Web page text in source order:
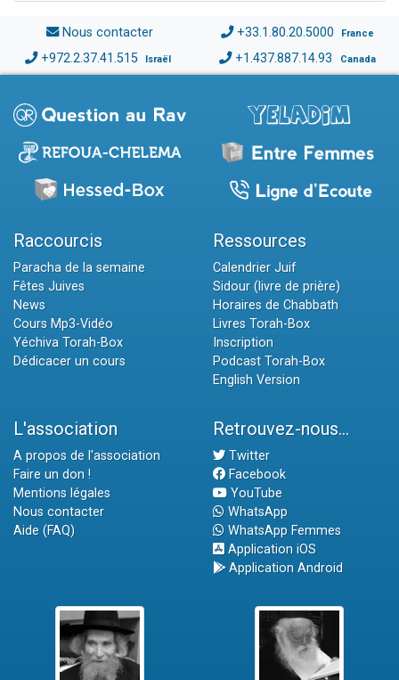
Nous contacter +33.1.80.20.5000 France
+972.2.37.41.515 Israël +1.437.887.14.93 Canada
Raccourcis
Paracha de la semaine
Fêtes Juives
News
Cours Mp3-Vidéo
Yéchiva Torah-Box
Dédicacer un cours
Ressources
Calendrier Juif
Sidour (livre de prière)
Horaires de Chabbath
Livres Torah-Box
Inscription
Podcast Torah-Box
English Version
L'association
A propos de l'association
Faire un don !
Mentions légales
Nous contacter
Aide (FAQ)
Retrouvez-nous...
Twitter
Facebook
YouTube
WhatsApp
WhatsApp Femmes
Application iOS
Application Android